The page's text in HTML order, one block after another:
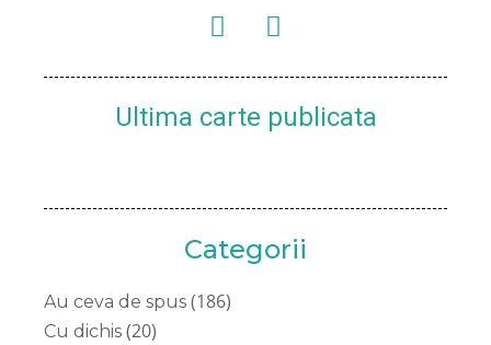
Ultima carte publicata
Categorii
Au ceva de spus (186)
Cu dichis (20)